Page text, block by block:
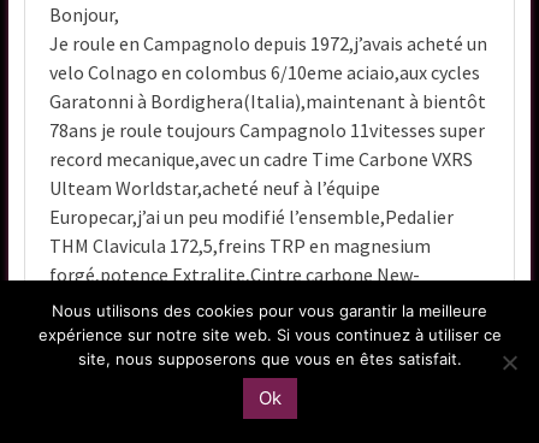
Bonjour,
Je roule en Campagnolo depuis 1972,j’avais acheté un
velo Colnago en colombus 6/10eme aciaio,aux cycles
Garatonni à Bordighera(Italia),maintenant à bientôt
78ans je roule toujours Campagnolo 11vitesses super
record mecanique,avec un cadre Time Carbone VXRS
Ulteam Worldstar,acheté neuf à l’équipe
Europecar,j’ai un peu modifié l’ensemble,Pedalier
THM Clavicula 172,5,freins TRP en magnesium
forgé,potence Extralite,Cintre carbone New-
Ultimate,roues Campagnolo Hyperon Ultra à
pneus,poids de l’ensemble:6,5 kg ,ayant été tourneur-
ajusteur au début de ma vie professionnelle,je monte
tous me velos depuis une cinquantaine d’années,avec
bien entendu tout l’outillage approprié.
Nous utilisons des cookies pour vous garantir la meilleure
expérience sur notre site web. Si vous continuez à utiliser ce
site, nous supposerons que vous en êtes satisfait.
Ok